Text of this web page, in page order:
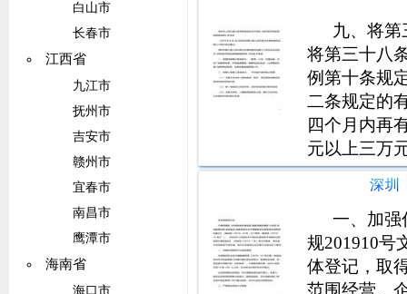
白山市
长春市
江西省
九江市
抚州市
吉安市
赣州市
宜春市
南昌市
鹰潭市
海南省
海口市
有强大国际
会主
九、将
将第三十八
例第十条规
二条规定的
四个月内再
元以上三万
制品销售者
管部门和相
活动予以指
深圳
一、加强
规201910号
体登记，取
范围经营。